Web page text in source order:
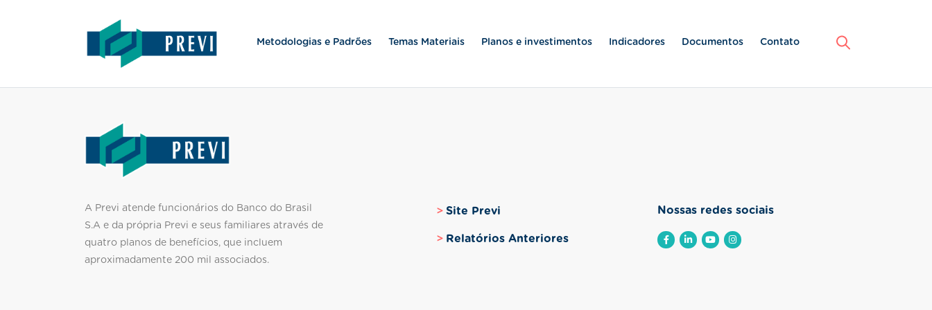
Metodologias e Padrões Temas Materiais Planos e investimentos Indicadores Documentos Contato
A Previ atende funcionários do Banco do Brasil
S.A e da própria Previ e seus familiares através de
quatro planos de benefícios, que incluem
aproximadamente 200 mil associados.
Site Previ
Relatórios Anteriores
Nossas redes sociais